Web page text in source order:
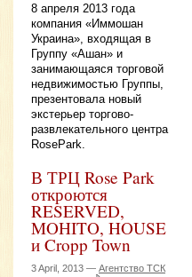
8 апреля 2013 года
компания «Иммошан
Украина», входящая в
Группу «Ашан» и
занимающаяся торговой
недвижимостью Группы,
презентовала новый
экстерьер торгово-
развлекательного центра
RosePark.
В ТРЦ Rose Park
откроются
RESERVED,
MOHITO, HOUSE
и Cropp Town
3 April, 2013 — Агентство ТСК